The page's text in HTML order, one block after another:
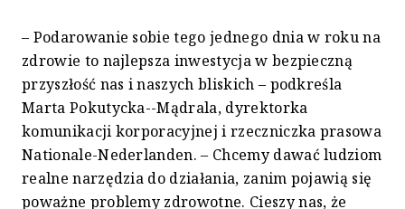
– Podarowanie sobie tego jednego dnia w roku na
zdrowie to najlepsza inwestycja w bezpieczną
przyszłość nas i naszych bliskich – podkreśla
Marta Pokutycka--Mądrala, dyrektorka
komunikacji korporacyjnej i rzeczniczka prasowa
Nationale-Nederlanden. – Chcemy dawać ludziom
realne narzędzia do działania, zanim pojawią się
poważne problemy zdrowotne. Cieszy nas, że